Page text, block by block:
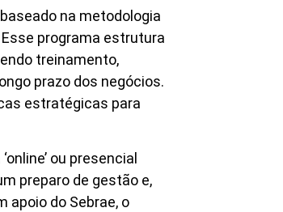
na metodologia
Esse programa estrutura
treinamento,
prazo dos negócios.
estratégicas para
ou presencial
preparo de gestão e,
apoio do Sebrae, o